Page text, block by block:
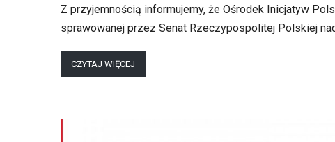
Z przyjemnością informujemy, że Ośrodek Inicjatyw
sprawowanej przez Senat Rzeczypospolitej Polskiej
CZYTAJ WIĘCEJ